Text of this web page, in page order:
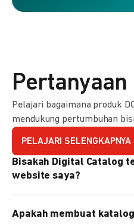
Pertanyaan
Pelajari bagaimana produk
mendukung pertumbuhan
PELAJARI SELENGKAPNYA
Bisakah Digital Catalog
website saya?
atau menyematkan QR code
Apakah membuat